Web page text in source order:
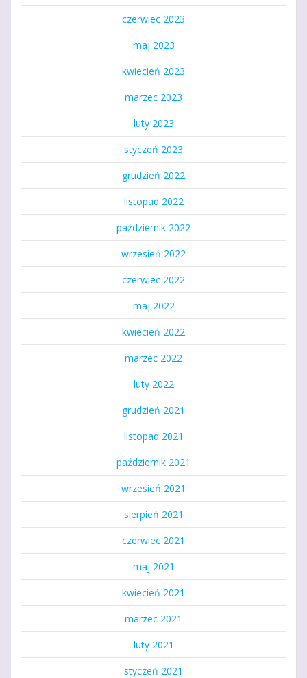
czerwiec 2023
maj 2023
kwiecień 2023
marzec 2023
luty 2023
styczeń 2023
grudzień 2022
listopad 2022
październik 2022
wrzesień 2022
czerwiec 2022
maj 2022
kwiecień 2022
marzec 2022
luty 2022
grudzień 2021
listopad 2021
październik 2021
wrzesień 2021
sierpień 2021
czerwiec 2021
maj 2021
kwiecień 2021
marzec 2021
luty 2021
styczeń 2021